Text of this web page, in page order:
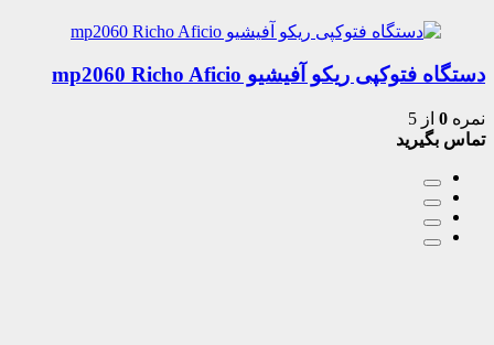
دستگاه فتوکپی ریکو آفیشیو mp2060 Richo Aficio
نمره 0 از 5
تماس بگیرید